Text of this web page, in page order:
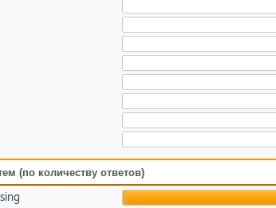
(по количеству ответов)